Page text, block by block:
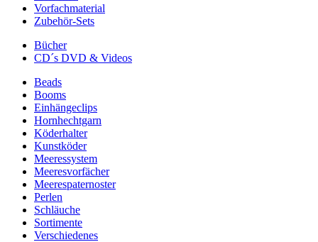
Vorfachmaterial
Zubehör-Sets
Bücher
CD´s DVD & Videos
Beads
Booms
Einhängeclips
Hornhechtgarn
Köderhalter
Kunstköder
Meeressystem
Meeresvorfächer
Meerespaternoster
Perlen
Schläuche
Sortimente
Verschiedenes